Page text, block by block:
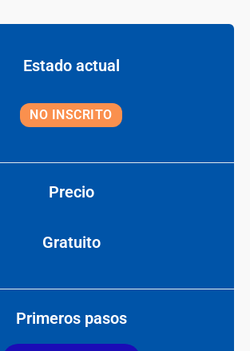
Estado actual
NO INSCRITO
Precio
Gratuito
Primeros pasos